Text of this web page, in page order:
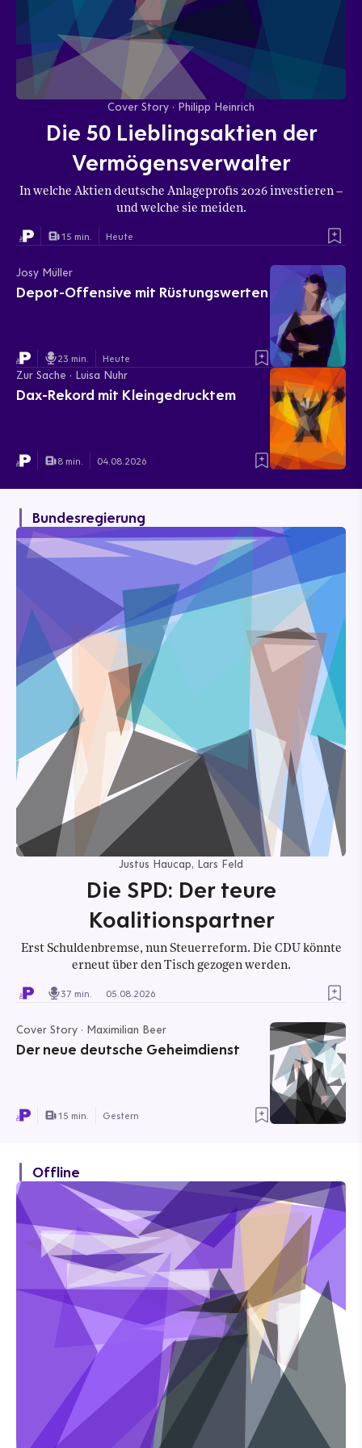
Cover Story · Philipp Heinrich
Die 50 Lieblingsaktien der
Vermögensverwalter
In welche Aktien deutsche Anlageprofis 2026 investieren –
und welche sie meiden.
15 min. Heute
Josy Müller
Depot-Offensive mit Rüstungswerten
23 min. Heute
Zur Sache · Luisa Nuhr
Dax-Rekord mit Kleingedrucktem
8 min. 04.08.2026
Bundesregierung
Justus Haucap, Lars Feld
Die SPD: Der teure
Koalitionspartner
Erst Schuldenbremse, nun Steuerreform. Die CDU könnte
erneut über den Tisch gezogen werden.
37 min. 05.08.2026
Cover Story · Maximilian Beer
Der neue deutsche Geheimdienst
15 min. Gestern
Offline